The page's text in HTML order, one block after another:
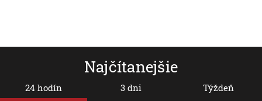
Najčítanejšie
24 hodín 3 dni Týždeň